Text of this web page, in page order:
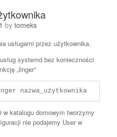
by tomeks
usługami przez użytkownika.
systemd bez konieczności
„linger”
nazwa_użytkownika
katalogu domowym tworzymy
nie podajemy User w